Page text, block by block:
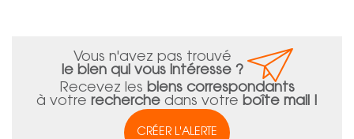
Vous n'avez pas trouvé
le bien qui vous intéresse ?
Recevez les biens correspondants
à votre recherche dans votre boîte mail !
CRÉER L'ALERTE